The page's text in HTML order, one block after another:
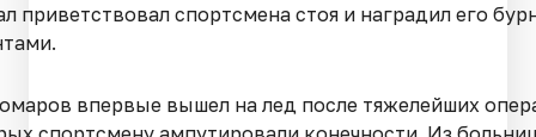
приветствовал спортсмена стоя и наградил его
впервые вышел на лед после тяжелейших